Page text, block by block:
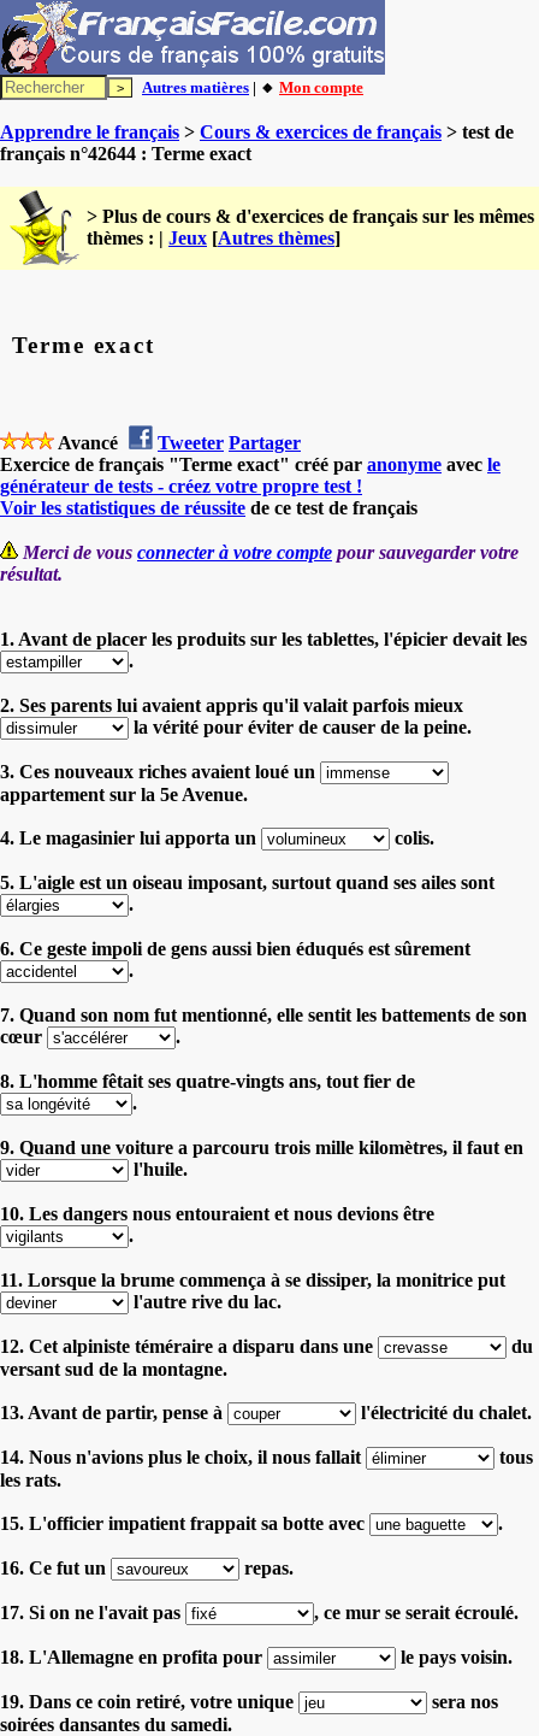
Autres matières | 🔸 Mon compte
Apprendre le français > Cours & exercices de français > test de
français n°42644 : Terme exact
> Plus de cours & d'exercices de français sur les mêmes
thèmes : | Jeux [Autres thèmes]
Terme exact
Avancé Tweeter Partager
Exercice de français "Terme exact" créé par anonyme avec le
générateur de tests - créez votre propre test !
Voir les statistiques de réussite de ce test de français
Merci de vous connecter à votre compte pour sauvegarder votre
résultat.
1. Avant de placer les produits sur les tablettes, l'épicier devait les
.
2. Ses parents lui avaient appris qu'il valait parfois mieux
la vérité pour éviter de causer de la peine.
3. Ces nouveaux riches avaient loué un
appartement sur la 5e Avenue.
4. Le magasinier lui apporta un colis.
5. L'aigle est un oiseau imposant, surtout quand ses ailes sont
.
6. Ce geste impoli de gens aussi bien éduqués est sûrement
.
7. Quand son nom fut mentionné, elle sentit les battements de son
cœur
.
8. L'homme fêtait ses quatre-vingts ans, tout fier de
.
9. Quand une voiture a parcouru trois mille kilomètres, il faut en
l'huile.
10. Les dangers nous entouraient et nous devions être
.
11. Lorsque la brume commença à se dissiper, la monitrice put
l'autre rive du lac.
12. Cet alpiniste téméraire a disparu dans une
du
versant sud de la montagne.
13. Avant de partir, pense à l'électricité du chalet.
14. Nous n'avions plus le choix, il nous fallait
tous
les rats.
15. L'officier impatient frappait sa botte avec .
16. Ce fut un repas.
17. Si on ne l'avait pas , ce mur se serait écroulé.
18. L'Allemagne en profita pour le pays voisin.
19. Dans ce coin retiré, votre unique
sera nos
soirées dansantes du samedi.